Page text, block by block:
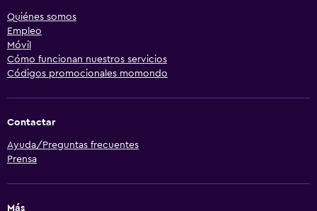
Quiénes somos
Empleo
Móvil
Cómo funcionan nuestros servicios
Códigos promocionales momondo
Contactar
Ayuda/Preguntas frecuentes
Prensa
Más